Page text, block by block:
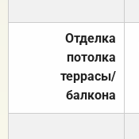
Отделка
потолка
террасы/
балкона